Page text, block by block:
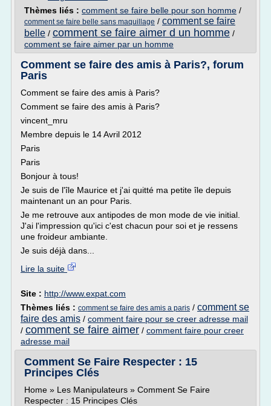
Thèmes liés : comment se faire belle pour son homme /
comment se faire belle sans maquillage / comment se faire
belle / comment se faire aimer d un homme /
comment se faire aimer par un homme
Comment se faire des amis à Paris?, forum
Paris
Comment se faire des amis à Paris?
Comment se faire des amis à Paris?
vincent_mru
Membre depuis le 14 Avril 2012
Paris
Paris
Bonjour à tous!
Je suis de l'île Maurice et j'ai quitté ma petite île depuis
maintenant un an pour Paris.
Je me retrouve aux antipodes de mon mode de vie initial.
J'ai l'impression qu'ici c'est chacun pour soi et je ressens
une froideur ambiante.
Je suis déjà dans...
Lire la suite
Site : http://www.expat.com
Thèmes liés : comment se faire des amis a paris / comment se
faire des amis / comment faire pour se creer adresse mail
/ comment se faire aimer / comment faire pour creer
adresse mail
Comment Se Faire Respecter : 15
Principes Clés
Home » Les Manipulateurs » Comment Se Faire
Respecter : 15 Principes Clés